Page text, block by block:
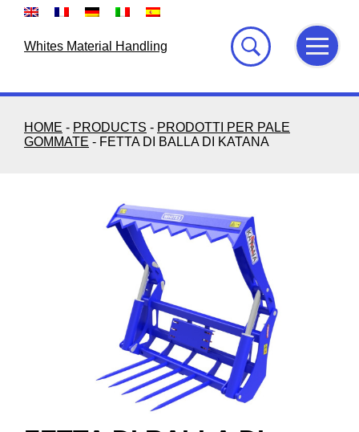
Skip
Whites Material Handling
HOME - PRODUCTS - PRODOTTI PER PALE
GOMMATE - FETTA DI BALLA DI KATANA